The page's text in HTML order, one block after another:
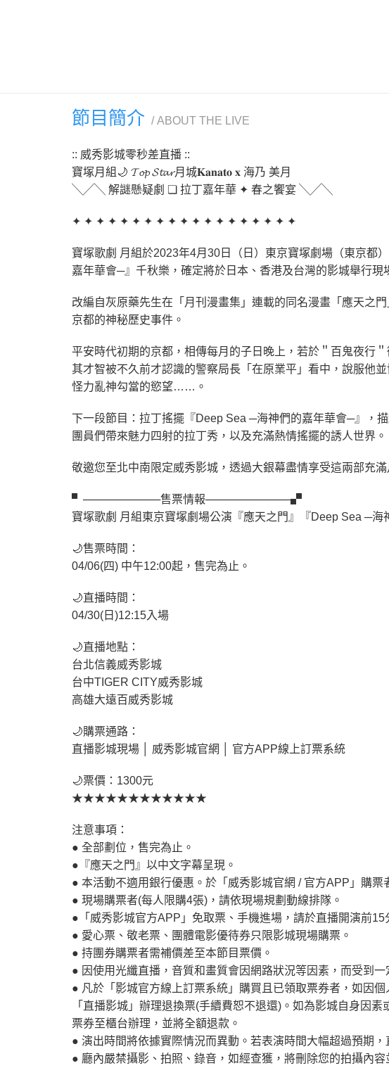
節目簡介 ABOUT THE LIVE
:: 威秀影城零秒差直播 ::
寶塚月組🌙 𝓣𝓸𝓹 𝓢𝓽𝓪𝓻月城𝐊𝐚𝐧𝐚𝐭𝐨 𝐱 海乃 美月
╲╱╲ 解謎懸疑劇 ❏ 拉丁嘉年華 ✦ 春之饗宴 ╲╱╲
✦ ✦ ✦ ✦ ✦ ✦ ✦ ✦ ✦ ✦ ✦ ✦ ✦ ✦ ✦ ✦ ✦ ✦ ✦
寶塚歌劇 月組於2023年4月30日（日）東京寶塚劇場（東京都
嘉年華會─』千秋樂，確定將於日本、香港及台灣的影城舉行現
改編自灰原藥先生在「月刊漫畫集」連載的同名漫畫「應天之
京都的神秘歷史事件。
平安時代初期的京都，相傳每月的子日晚上，若於＂百鬼夜行
其才智被不久前才認識的警察局長「在原業平」看中，說服他
怪力亂神勾當的慾望……。
下一段節目：拉丁搖擺『Deep Sea ─海神們的嘉年華會─』，
團員們帶來魅力四射的拉丁秀，以及充滿熱情搖擺的誘人世界。
敬邀您至北中南限定威秀影城，透過大銀幕盡情享受這兩部充
▘──────────售票情報───────────▞
寶塚歌劇 月組東京寶塚劇場公演『應天之門』『Deep Sea ─
🌙售票時間：
04/06(四) 中午12:00起，售完為止。
🌙直播時間：
04/30(日)12:15入場
🌙直播地點：
台北信義威秀影城
台中TIGER CITY威秀影城
高雄大遠百威秀影城
🌙購票通路：
直播影城現場 │ 威秀影城官網 │ 官方APP線上訂票系統
🌙票價：1300元
★★★★★★★★★★★★
注意事項：
● 全部劃位，售完為止。
●『應天之門』以中文字幕呈現。
● 本活動不適用銀行優惠。於「威秀影城官網 / 官方APP」購票
● 現場購票者(每人限購4張)，請依現場規劃動線排隊。
●「威秀影城官方APP」免取票、手機進場，請於直播開演前
● 愛心票、敬老票、團體電影優待券只限影城現場購票。
● 持團券購票者需補價差至本節目票價。
● 因使用光纖直播，音質和畫質會因網路狀況等因素，而受到一
● 凡於「影城官方線上訂票系統」購買且已領取票券者，如因
「直播影城」辦理退換票(手續費恕不退還)。如為影城自身因
票券至櫃台辦理，並將全額退款。
● 演出時間將依據實際情況而異動。若表演時間大幅超過預期
● 廳內嚴禁攝影、拍照、錄音，如經查獲，將刪除您的拍攝內